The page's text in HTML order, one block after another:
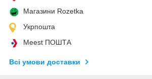
Магазини Rozetka
Укрпошта
Meest ПОШТА
Всі умови доставки